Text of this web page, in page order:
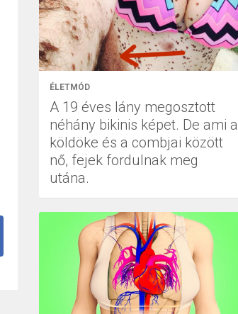
ÉLETMÓD
A 19 éves lány megosztott
néhány bikinis képet. De ami a
köldöke és a combjai között
nő, fejek fordulnak meg
utána.